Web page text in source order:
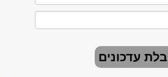
עדכונים